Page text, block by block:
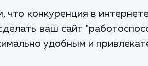
что конкуренция в
ваш сайт
удобным и